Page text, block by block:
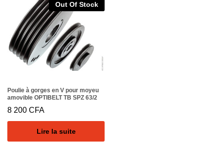
Out Of Stock
Poulie à gorges en V pour moyeu
amovible OPTIBELT TB SPZ 63/2
8 200 CFA
Lire la suite